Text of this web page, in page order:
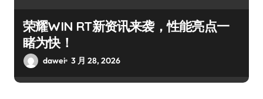
荣耀WIN RT新资讯来袭，性能亮点一
睹为快！
dawei 3 月 28, 2026